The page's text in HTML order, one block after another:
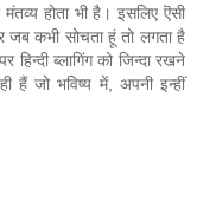
होता भी है। इसलिए ऎसी
जब कभी सोचता हूं तो लगता है
हिन्दी ब्लागिंग को जिन्दा रखने
हैं जो भविष्य में, अपनी इन्हीं